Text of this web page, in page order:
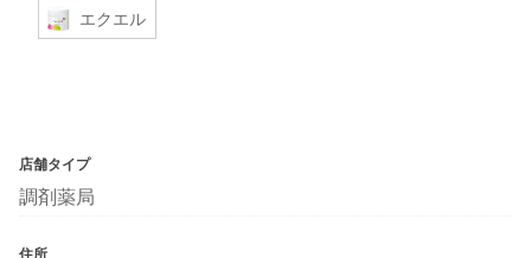
エクエル
店舗タイプ
調剤薬局
住所